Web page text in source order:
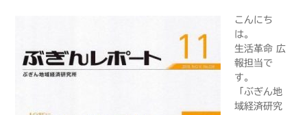
こんにち
は。
生活革命 広
報担当で
す。
「ぶぎん地
域経済研究